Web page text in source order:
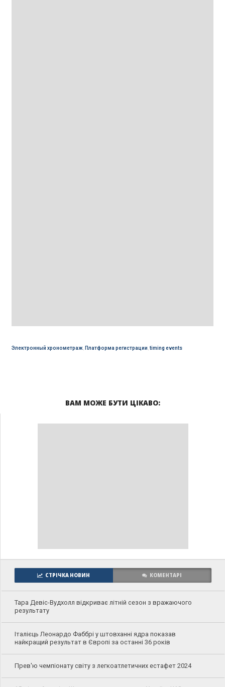
Электронный хронометраж, Платформа регистрации,timing events
ВАМ МОЖЕ БУТИ ЦІКАВО:
СТРІЧКА НОВИН КОМЕНТАРІ
Тара Девіс-Вудхолл відкриває літній сезон з вражаючого
результату
Італієць Леонардо Фаббрі у штовханні ядра показав
найкращий результат в Європі за останні 36 років
Прев'ю чемпіонату світу з легкоатлетичних естафет 2024